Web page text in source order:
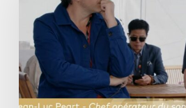
meilleure
création
sonore
dans
l’émission
de